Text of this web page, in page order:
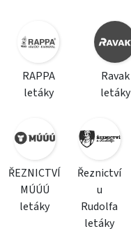
RAPPA
letáky
Ravak
letáky
ŘEZNICTVÍ
MÚÚÚ
letáky
Řeznictví
u
Rudolfa
letáky